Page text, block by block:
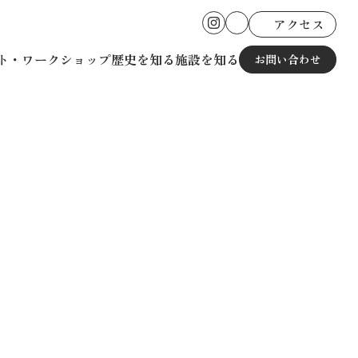
アクセス
・ワークショップ歴史を知る施設を知る お問い合わせ